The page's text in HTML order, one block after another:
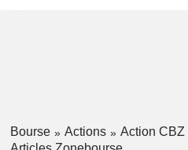
Bourse Actions Action CBZ